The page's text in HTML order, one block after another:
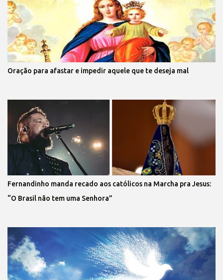
Oração para afastar e impedir aquele que te deseja mal
Fernandinho manda recado aos católicos na Marcha pra Jesus:
“O Brasil não tem uma Senhora”